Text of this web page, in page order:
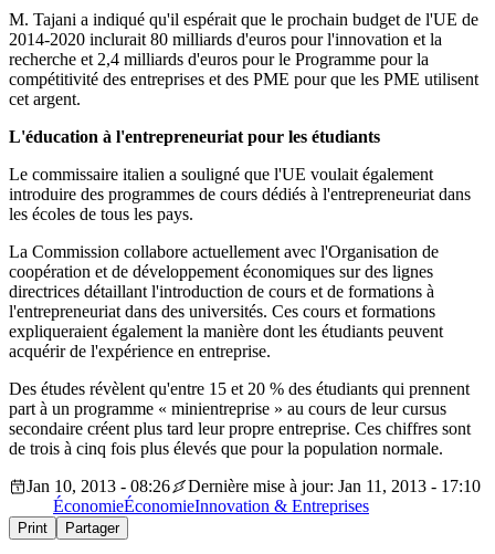
M. Tajani a indiqué qu'il espérait que le prochain budget de l'UE de
2014-2020 inclurait 80 milliards d'euros pour l'innovation et la
recherche et 2,4 milliards d'euros pour le Programme pour la
compétitivité des entreprises et des PME pour que les PME utilisent
cet argent.
L'éducation à l'entrepreneuriat pour les étudiants
Le commissaire italien a souligné que l'UE voulait également
introduire des programmes de cours dédiés à l'entrepreneuriat dans
les écoles de tous les pays.
La Commission collabore actuellement avec l'Organisation de
coopération et de développement économiques sur des lignes
directrices détaillant l'introduction de cours et de formations à
l'entrepreneuriat dans des universités. Ces cours et formations
expliqueraient également la manière dont les étudiants peuvent
acquérir de l'expérience en entreprise.
Des études révèlent qu'entre 15 et 20 % des étudiants qui prennent
part à un programme « minientreprise » au cours de leur cursus
secondaire créent plus tard leur propre entreprise. Ces chiffres sont
de trois à cinq fois plus élevés que pour la population normale.
Jan 10, 2013 - 08:26
Dernière mise à jour: Jan 11, 2013 - 17:10
ÉconomieÉconomieInnovation & Entreprises
Print Partager